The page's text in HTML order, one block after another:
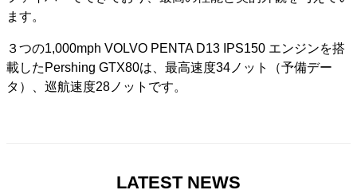
ます。
３つの1,000mph VOLVO PENTA D13 IPS150 エンジンを搭
載したPershing GTX80は、最高速度34ノット（予備デー
タ）、巡航速度28ノットです。
LATEST NEWS